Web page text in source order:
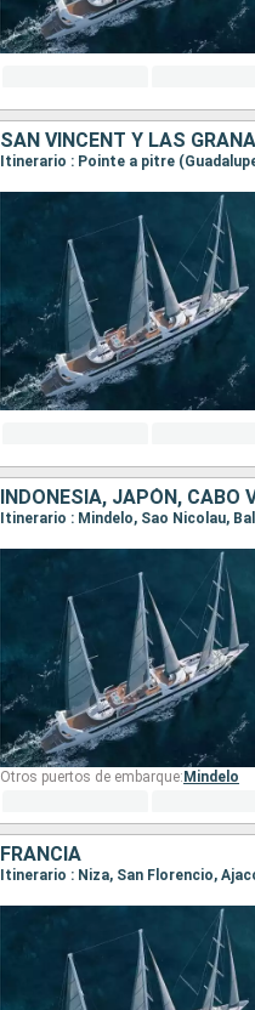
SAN VINCENT Y LAS
INDONESIA, JAPÓN, CABO
Itinerario : Mindelo, Sao Nicolau,
Otros puertos de embarque: Mindelo
FRANCIA
Itinerario : Niza, San Florencio,